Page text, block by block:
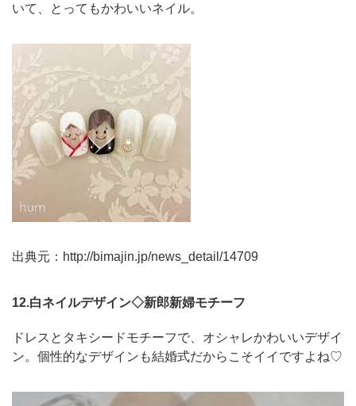
いて、とってもかわいいネイル。
出典元： http://bimajin.jp/news_detail/14709
12.白ネイルデザイン◇新郎新婦モチーフ
ドレスとタキシードモチーフで、オシャレかわいいデザイ
ン。個性的なデザインも結婚式だからこそイイですよね♡